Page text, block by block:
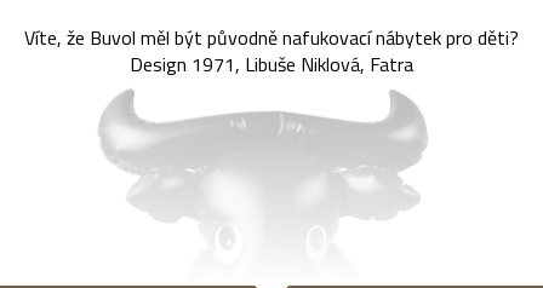
Víte, že Buvol měl být původně nafukovací nábytek pro děti?
Design 1971, Libuše Niklová, Fatra